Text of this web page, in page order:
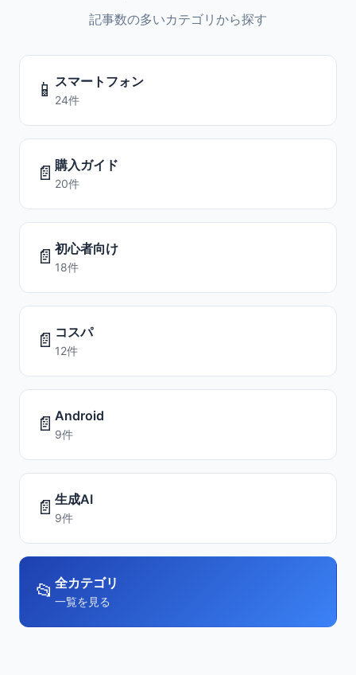
記事数の多いカテゴリから探す
📱 スマートフォン
24件
📄 購入ガイド
20件
📄 初心者向け
18件
📄 コスパ
12件
📄 Android
9件
📄 生成AI
9件
📂 全カテゴリ
一覧を見る